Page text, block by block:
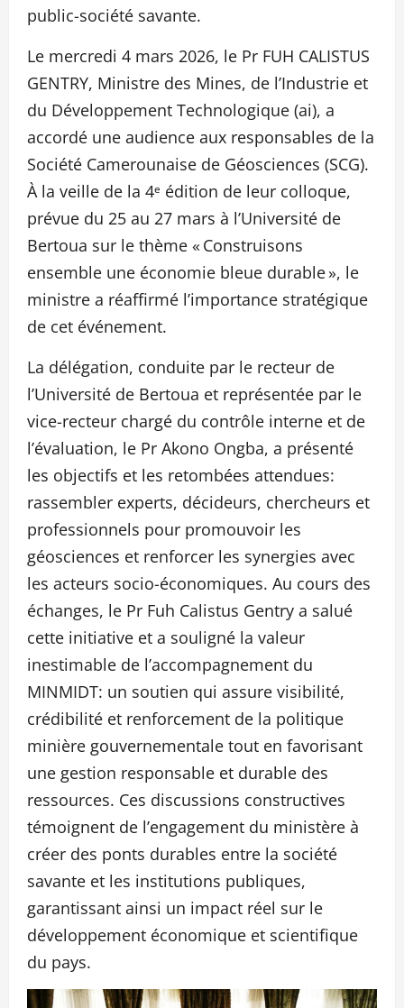
public-société savante.
Le mercredi 4 mars 2026, le Pr FUH CALISTUS
GENTRY, Ministre des Mines, de l’Industrie et
du Développement Technologique (ai), a
accordé une audience aux responsables de la
Société Camerounaise de Géosciences (SCG).
À la veille de la 4ᵉ édition de leur colloque,
prévue du 25 au 27 mars à l’Université de
Bertoua sur le thème « Construisons
ensemble une économie bleue durable », le
ministre a réaffirmé l’importance stratégique
de cet événement.
La délégation, conduite par le recteur de
l’Université de Bertoua et représentée par le
vice-recteur chargé du contrôle interne et de
l’évaluation, le Pr Akono Ongba, a présenté
les objectifs et les retombées attendues:
rassembler experts, décideurs, chercheurs et
professionnels pour promouvoir les
géosciences et renforcer les synergies avec
les acteurs socio-économiques. Au cours des
échanges, le Pr Fuh Calistus Gentry a salué
cette initiative et a souligné la valeur
inestimable de l’accompagnement du
MINMIDT: un soutien qui assure visibilité,
crédibilité et renforcement de la politique
minière gouvernementale tout en favorisant
une gestion responsable et durable des
ressources. Ces discussions constructives
témoignent de l’engagement du ministère à
créer des ponts durables entre la société
savante et les institutions publiques,
garantissant ainsi un impact réel sur le
développement économique et scientifique
du pays.